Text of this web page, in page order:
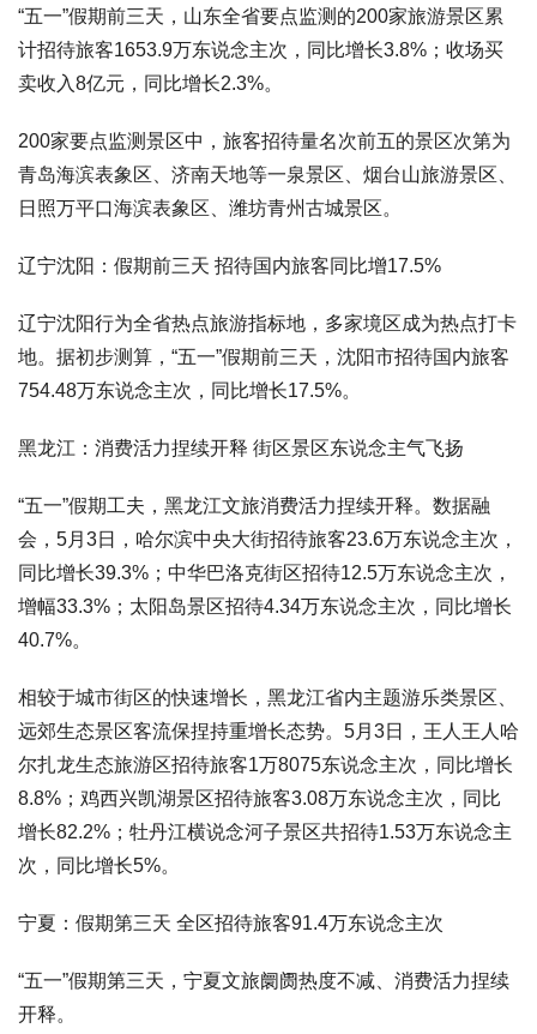
“五一”假期前三天，山东全省要点监测的200家旅游景区累
计招待旅客1653.9万东说念主次，同比增长3.8%；收场买
卖收入8亿元，同比增长2.3%。
200家要点监测景区中，旅客招待量名次前五的景区次第为
青岛海滨表象区、济南天地等一泉景区、烟台山旅游景区、
日照万平口海滨表象区、潍坊青州古城景区。
辽宁沈阳：假期前三天 招待国内旅客同比增17.5%
辽宁沈阳行为全省热点旅游指标地，多家境区成为热点打卡
地。据初步测算，“五一”假期前三天，沈阳市招待国内旅客
754.48万东说念主次，同比增长17.5%。
黑龙江：消费活力捏续开释 街区景区东说念主气飞扬
“五一”假期工夫，黑龙江文旅消费活力捏续开释。数据融
会，5月3日，哈尔滨中央大街招待旅客23.6万东说念主次，
同比增长39.3%；中华巴洛克街区招待12.5万东说念主次，
增幅33.3%；太阳岛景区招待4.34万东说念主次，同比增长
40.7%。
相较于城市街区的快速增长，黑龙江省内主题游乐类景区、
远郊生态景区客流保捏持重增长态势。5月3日，王人王人哈
尔扎龙生态旅游区招待旅客1万8075东说念主次，同比增长
8.8%；鸡西兴凯湖景区招待旅客3.08万东说念主次，同比
增长82.2%；牡丹江横说念河子景区共招待1.53万东说念主
次，同比增长5%。
宁夏：假期第三天 全区招待旅客91.4万东说念主次
“五一”假期第三天，宁夏文旅阛阓热度不减、消费活力捏续
开释。